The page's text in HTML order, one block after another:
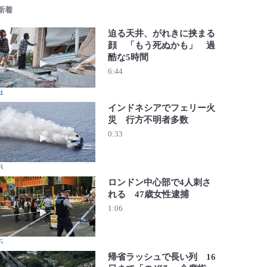
着
動画を再生 迫る天井、がれきに挟まる顔 「もう死ぬか
迫る天井、がれきに挟まる
顔 「もう死ぬかも」 過
酷な5時間
6:44
動画を再生 インドネシアでフェリー火災 行方不明者多数
インドネシアでフェリー火
災 行方不明者多数
0:33
動画を再生 ロンドン中心部で4人刺される 47歳女性逮捕
ロンドン中心部で4人刺さ
れる 47歳女性逮捕
1:06
帰省ラッシュで長い列 16